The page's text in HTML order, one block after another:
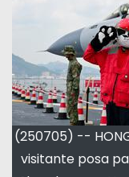
(250705) --
visitante posa